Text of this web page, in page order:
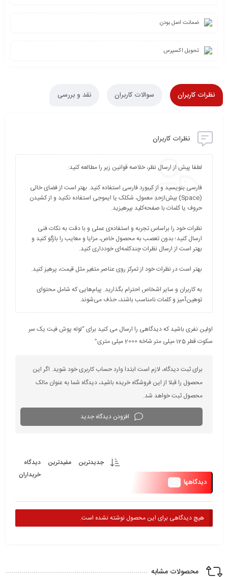
ضمانت اصل بودن
تحویل اکسپرس
نظرات کاربران سوالات کاربران نقد و بررسی
نظرات کاربران
فارسی بنویسید و از کیبورد فارسی استفاده کنید. بهتر است از فضای خالی
(Space) بیش‌از‌حدِ معمول، شکلک یا ایموجی استفاده نکنید و از کشیدن
نظرات خود را براساس تجربه و استفاده‌ی عملی و با دقت به نکات فنی
ارسال کنید؛ بدون تعصب به محصول خاص، مزایا و معایب را بازگو کنید و
به کاربران و سایر اشخاص احترام بگذارید. پیام‌هایی که شامل محتوای
توهین‌آمیز و کلمات نامناسب باشند، حذف می‌شوند.
اولین نفری باشید که دیدگاهی را ارسال می کنید برای “لوله پوش فیت یک سر
سکوت قطر 125 میلی متر شاخه 2000 میلی متری”
برای ثبت دیدگاه، لازم است ابتدا وارد حساب کاربری خود شوید. اگر این
محصول را قبلا از این فروشگاه خریده باشید، دیدگاه شما به عنوان مالک
محصول ثبت خواهد شد.
افزودن دیدگاه جدید
دیدگاهها
جدیدترین مفیدترین
دیدگاه
خریداران
هیچ دیدگاهی برای این محصول نوشته نشده است.
محصولات مشابه